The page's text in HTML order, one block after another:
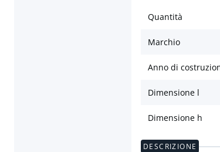
Quantità
Marchio
Anno di
Dimensione l
Dimensione h
DESCRIZIONE